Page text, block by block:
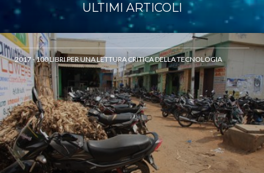
ULTIMI ARTICOLI
2017 - 100 LIBRI PER UNA LETTURA CRITICA DELLA TECNOLOGIA